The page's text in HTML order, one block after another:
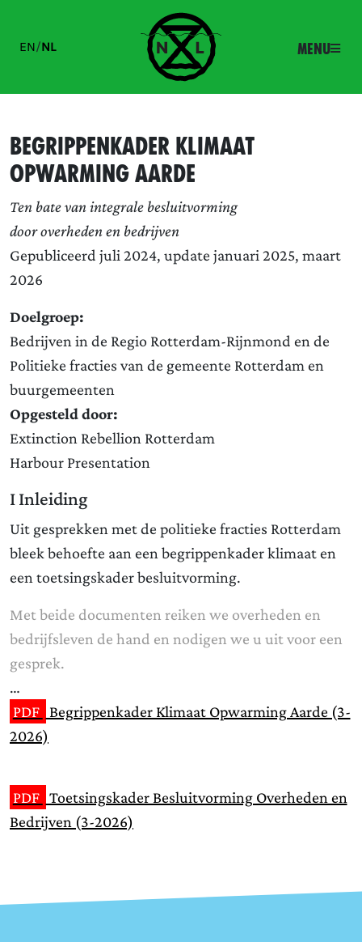
EN/NL Menu
Begrippenkader Klimaat
Opwarming Aarde
Ten bate van integrale besluitvorming
door overheden en bedrijven
Gepubliceerd juli 2024, update januari 2025, maart
2026
Doelgroep:
Bedrijven in de Regio Rotterdam-Rijnmond en de
Politieke fracties van de gemeente Rotterdam en
buurgemeenten
Opgesteld door:
Extinction Rebellion Rotterdam
Harbour Presentation
I Inleiding
Uit gesprekken met de politieke fracties Rotterdam
bleek behoefte aan een begrippenkader klimaat en
een toetsingskader besluitvorming.
Met beide documenten reiken we overheden en
bedrijfsleven de hand en nodigen we u uit voor een
gesprek.
…
PDF Begrippenkader Klimaat Opwarming Aarde (3-
2026)
PDF Toetsingskader Besluitvorming Overheden en
Bedrijven (3-2026)